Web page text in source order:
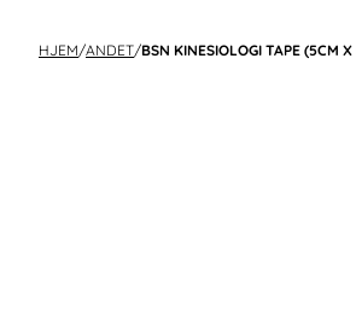
HJEM/ANDET/BSN KINESIOLOGI TAPE (5CM